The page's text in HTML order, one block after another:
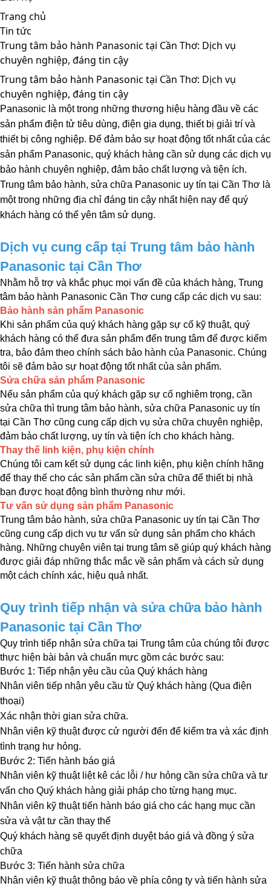
Trang chủ
Tin tức
Trung tâm bảo hành Panasonic tại Cần Thơ: Dịch vụ
chuyên nghiệp, đáng tin cậy
Trung tâm bảo hành Panasonic tại Cần Thơ: Dịch vụ
chuyên nghiệp, đáng tin cậy
Panasonic là một trong những thương hiệu hàng đầu về các
sản phẩm điện tử tiêu dùng, điện gia dụng, thiết bị giải trí và
thiết bị công nghiệp. Để đảm bảo sự hoạt động tốt nhất của các
sản phẩm Panasonic, quý khách hàng cần sử dụng các dịch vụ
bảo hành chuyên nghiệp, đảm bảo chất lượng và tiện ích.
Trung tâm bảo hành, sửa chữa Panasonic uy tín tại Cần Thơ là
một trong những địa chỉ đáng tin cậy nhất hiện nay để quý
khách hàng có thể yên tâm sử dụng.
Dịch vụ cung cấp tại Trung tâm bảo hành
Panasonic tại Cần Thơ
Nhằm hỗ trợ và khắc phục mọi vấn đề của khách hàng, Trung
tâm bảo hành Panasonic Cần Thơ cung cấp các dịch vụ sau:
Bảo hành sản phẩm Panasonic
Khi sản phẩm của quý khách hàng gặp sự cố kỹ thuật, quý
khách hàng có thể đưa sản phẩm đến trung tâm để được kiểm
tra, bảo đảm theo chính sách bảo hành của Panasonic. Chúng
tôi sẽ đảm bảo sự hoạt động tốt nhất của sản phẩm.
Sửa chữa sản phẩm Panasonic
Nếu sản phẩm của quý khách gặp sự cố nghiêm trọng, cần
sửa chữa thì trung tâm bảo hành, sửa chữa Panasonic uy tín
tại Cần Thơ cũng cung cấp dịch vụ sửa chữa chuyên nghiệp,
đảm bảo chất lượng, uy tín và tiện ích cho khách hàng.
Thay thế linh kiện, phụ kiện chính
Chúng tôi cam kết sử dụng các linh kiện, phụ kiện chính hãng
để thay thế cho các sản phẩm cần sửa chữa để thiết bị nhà
bạn được hoạt động bình thường như mới.
Tư vấn sử dụng sản phẩm Panasonic
Trung tâm bảo hành, sửa chữa Panasonic uy tín tại Cần Thơ
cũng cung cấp dịch vụ tư vấn sử dụng sản phẩm cho khách
hàng. Những chuyên viên tại trung tâm sẽ giúp quý khách hàng
được giải đáp những thắc mắc về sản phẩm và cách sử dụng
một cách chính xác, hiệu quả nhất.
Quy trình tiếp nhận và sửa chữa bảo hành
Panasonic tại Cần Thơ
Quy trình tiếp nhận sửa chữa tại Trung tâm của chúng tôi được
thực hiện bài bản và chuẩn mực gồm các bước sau:
Bước 1: Tiếp nhận yêu cầu của Quý khách hàng
Nhân viên tiếp nhận yêu cầu từ Quý khách hàng (Qua điện
thoại)
Xác nhận thời gian sửa chữa.
Nhân viên kỹ thuật được cử người đến để kiểm tra và xác định
tình trạng hư hỏng.
Bước 2: Tiến hành báo giá
Nhân viên kỹ thuật liệt kê các lỗi / hư hỏng cần sửa chữa và tư
vấn cho Quý khách hàng giải pháp cho từng hạng mục.
Nhân viên kỹ thuật tiến hành báo giá cho các hạng mục cần
sửa và vật tư cần thay thế
Quý khách hàng sẽ quyết định duyệt báo giá và đồng ý sửa
chữa
Bước 3: Tiến hành sửa chữa
Nhân viên kỹ thuật thông báo về phía công ty và tiến hành sửa